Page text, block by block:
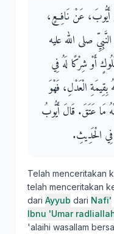
أَيُّوبَ، عَنْ نَافِعٍ،
صلى الله عليه
أَوْ شِرْكًا لَهُ فِي
بِقِيمَةِ الْعَدْلِ، فَهْوَ
مَا عَتَقَ‏.‏ قَالَ أَيُّوبُ
الْحَدِيثِ‏.‏
Telah menceritakan
telah menceritakan
dari Ayyub dari Nafi'
Ibnu 'Umar
'alaihi wasallam